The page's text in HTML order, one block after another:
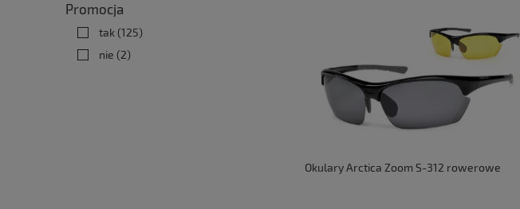
Promocja
tak(125)
nie (2)
Okulary Arctica Zoom S-312 rowerowe